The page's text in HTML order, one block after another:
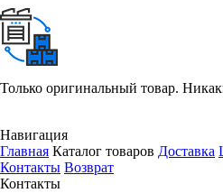
Только оригинальный товар.
Навигация
Главная Каталог товаров Доставка
Контакты Возврат
Контакты